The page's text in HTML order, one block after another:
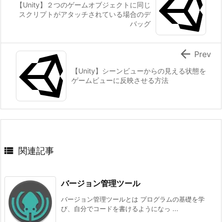
【Unity】２つのゲームオブジェクトに同じ
スクリプトがアタッチされている場合のデ
バッグ
【Unity】シーンビューからの見える状態を
ゲームビューに反映させる方法
 Prev
 関連記事
バージョン管理ツール
バージョン管理ツールとは プログラムの基礎を学
び、自分でコードを書けるようになっ ...